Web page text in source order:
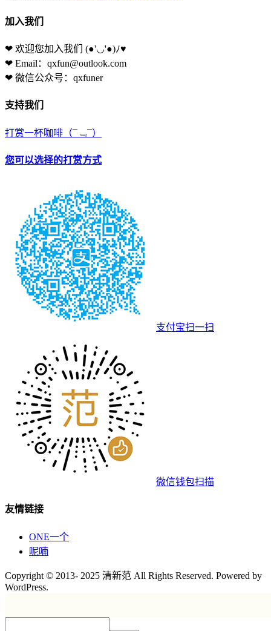
加入我们
❤ 欢迎您加入我们 (●'◡'●)ﾉ♥
❤ Email：qxfun@outlook.com
❤ 微信公众号：qxfuner
支持我们
打赏一杯咖啡 （¯﹃¯）
您可以选择的打赏方式
支付宝扫一扫
微信钱包扫描
友情链接
ONE一个
呢喃
Copyright © 2013- 2025 清新范 All Rights Reserved. Powered by
WordPress.